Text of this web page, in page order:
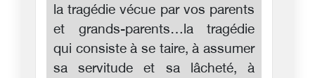
la tragédie vécue par vos parents
et grands-parents…la tragédie
qui consiste à se taire, à assumer
sa servitude et sa lâcheté, à